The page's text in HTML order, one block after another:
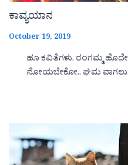
ಕಾವ್ಯಯಾನ
October 19, 2019
ಹೂ ಕವಿತೆಗಳು. ರಂಗಮ್ಮ
ನೋಯಬೇಕೋ.. ಘಮ